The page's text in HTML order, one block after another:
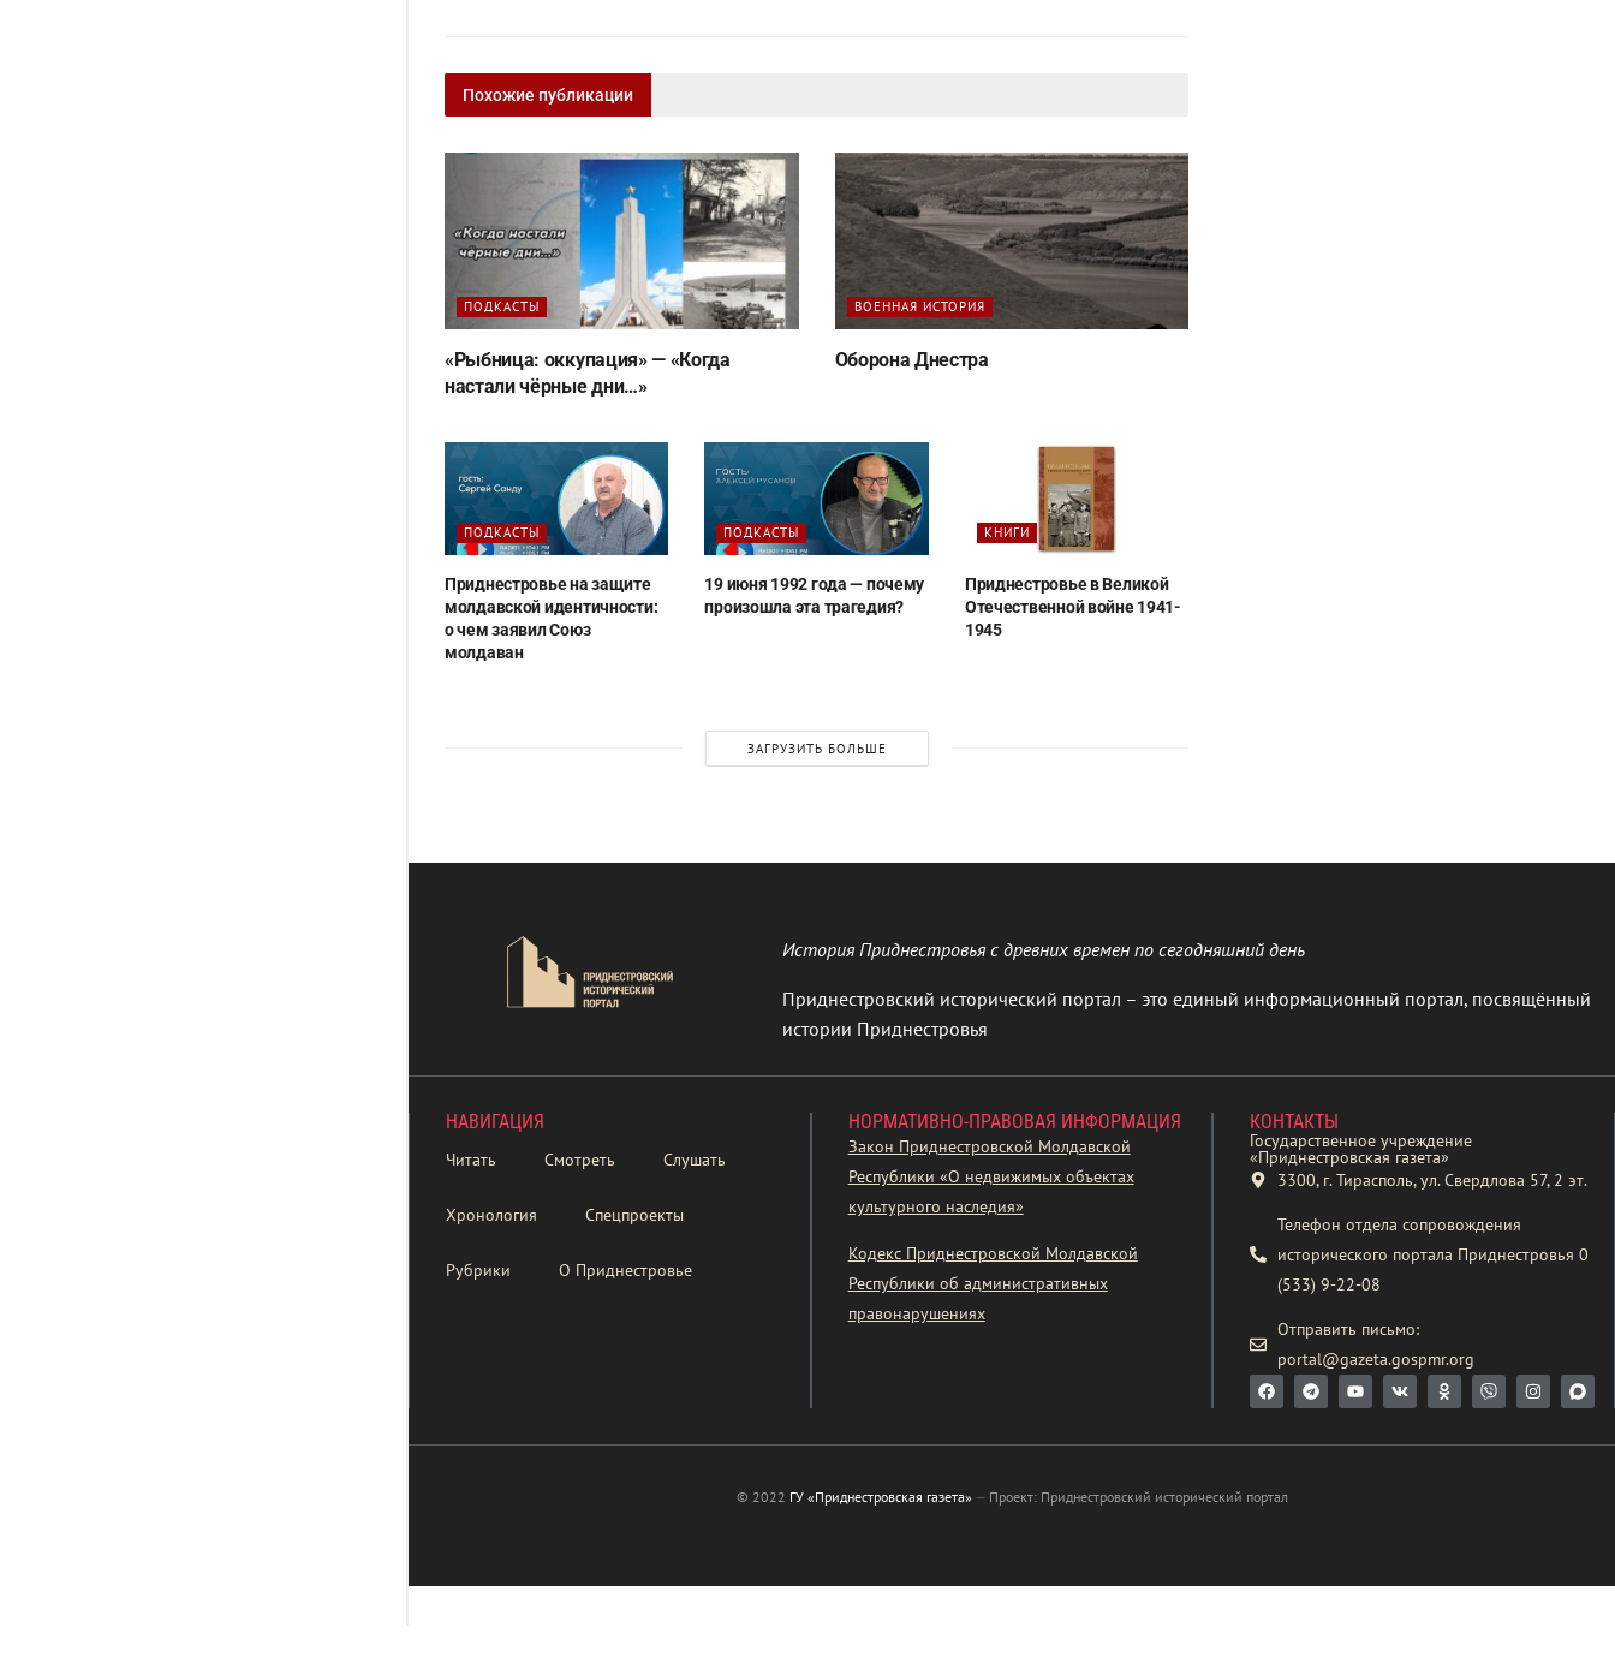
Похожие публикации
ПОДКАСТЫ
«Рыбница: оккупация» — «Когда
настали чёрные дни…»
ВОЕННАЯ ИСТОРИЯ
Оборона Днестра
ПОДКАСТЫ
Приднестровье на защите
молдавской идентичности:
о чем заявил Союз
молдаван
ПОДКАСТЫ
19 июня 1992 года — почему
произошла эта трагедия?
КНИГИ
Приднестровье в Великой
Отечественной войне 1941-
1945
ЗАГРУЗИТЬ БОЛЬШЕ
История Приднестровья с древних времен по сегодняшний день
Приднестровский исторический портал – это единый информационный портал, посвящённый
истории Приднестровья
НАВИГАЦИЯ
Читать Смотреть Слушать
Хронология Спецпроекты
Рубрики О Приднестровье
НОРМАТИВНО-ПРАВОВАЯ ИНФОРМАЦИЯ
Закон Приднестровской Молдавской
Республики «О недвижимых объектах
культурного наследия»
Кодекс Приднестровской Молдавской
Республики об административных
правонарушениях
КОНТАКТЫ
Государственное учреждение
«Приднестровская газета»
3300, г. Тирасполь, ул. Свердлова 57, 2 эт.
Телефон отдела сопровождения
исторического портала Приднестровья 0
(533) 9-22-08
Отправить письмо:
portal@gazeta.gospmr.org
© 2022 ГУ «Приднестровская газета» — Проект: Приднестровский исторический портал